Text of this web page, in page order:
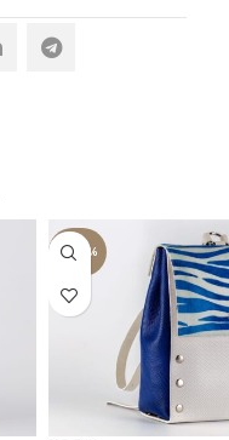
-100%